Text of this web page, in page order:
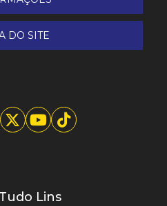
DO SITE
Lins